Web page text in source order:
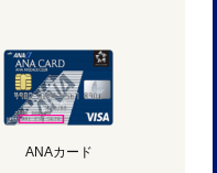
ANAカード